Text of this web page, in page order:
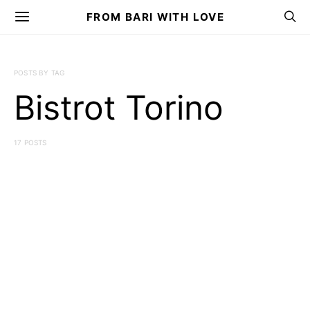
FROM BARI WITH LOVE
POSTS BY TAG
Bistrot Torino
17 POSTS